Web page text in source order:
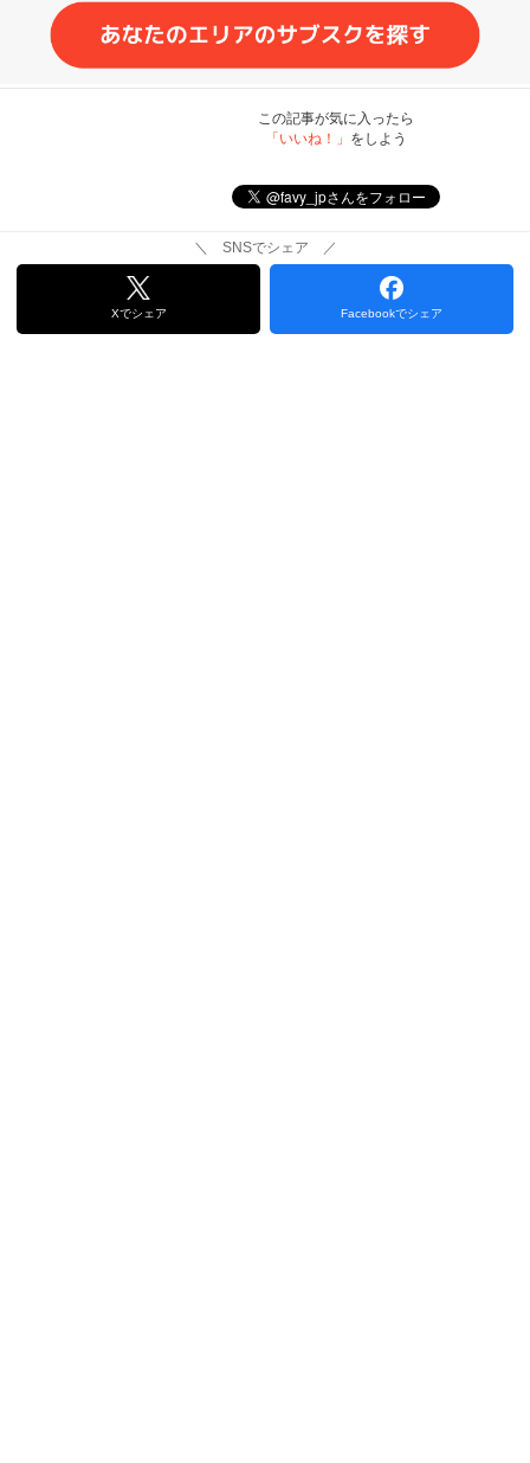
この記事が気に入ったら
「いいね！」 をしよう
＼ SNSでシェア ／
Xでシェア Facebookでシェア